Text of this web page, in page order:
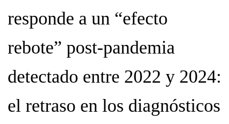
responde a un “efecto
rebote” post-pandemia
detectado entre 2022 y 2024:
el retraso en los diagnósticos